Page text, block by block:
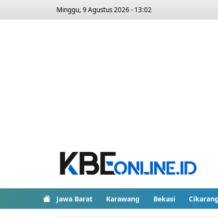
Minggu, 9 Agustus 2026 - 13:02
Jawa Barat Karawang Bekasi